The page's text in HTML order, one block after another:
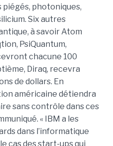
photoniques,
Six autres
à savoir Atom
PsiQuantum,
chacune 100
Diraq, recevra
de dollars. En
américaine détiendra
sans contrôle dans ces
« IBM a les
dans l’informatique
cas des start-ups qui